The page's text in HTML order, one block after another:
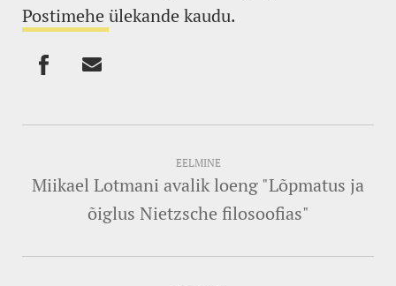
Postimehe ülekande kaudu.
EELMINE
Miikael Lotmani avalik loeng "Lõpmatus ja
õiglus Nietzsche filosoofias"